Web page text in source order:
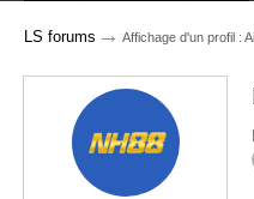
LS forums → Affichage d'un profil :